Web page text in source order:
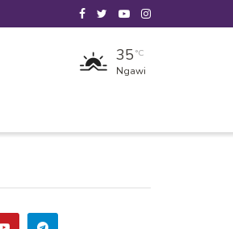
35 °C
Ngawi